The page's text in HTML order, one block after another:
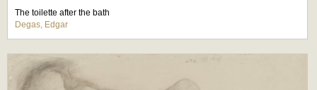
The toilette after the bath
Degas, Edgar